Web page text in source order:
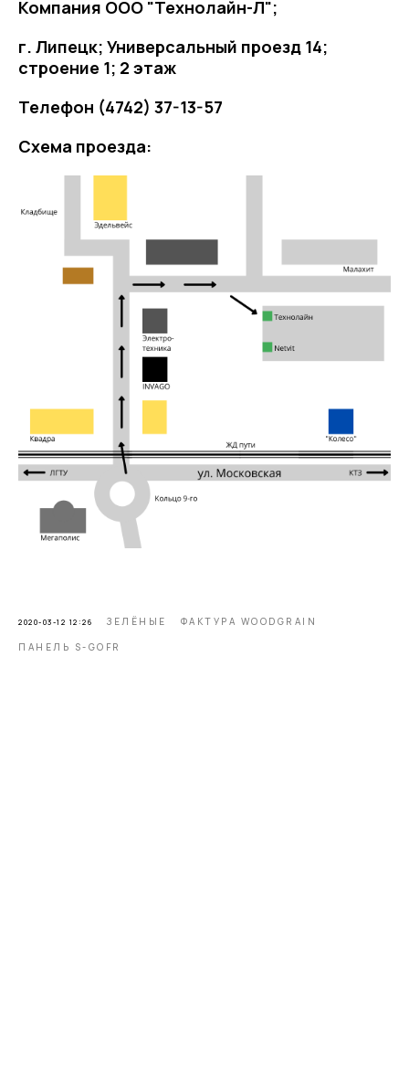
Компания ООО "Технолайн-Л";
г. Липецк; Универсальный проезд 14;
строение 1; 2 этаж
Телефон (4742) 37-13-57
Схема проезда:
2020-03-12 12:26 ЗЕЛЁНЫЕ
ФАКТУРА WOODGRAIN
ПАНЕЛЬ S-GOFR